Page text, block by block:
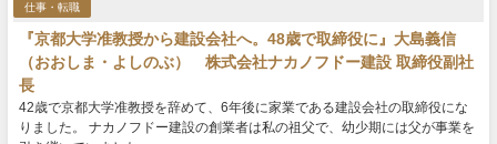
仕事・転職
『京都大学准教授から建設会社へ。48歳で取締役に』大島義信
（おおしま・よしのぶ） 株式会社ナカノフドー建設 取締役副社
長
42歳で京都大学准教授を辞めて、6年後に家業である建設会社の取締役にな
りました。 ナカノフドー建設の創業者は私の祖父で、幼少期には父が事業を